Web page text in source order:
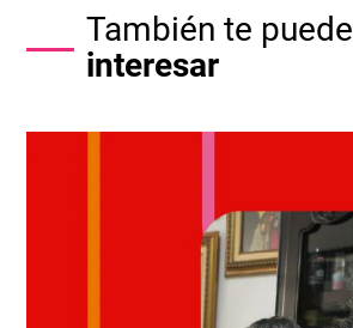
También te puede
interesar